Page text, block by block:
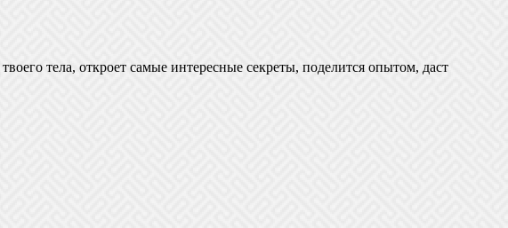
тела, откроет самые интересные секреты, поделится опытом, даст